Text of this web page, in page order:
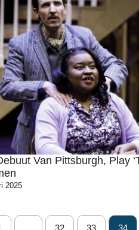
Van Pittsburgh, Play
2025
32 33 34